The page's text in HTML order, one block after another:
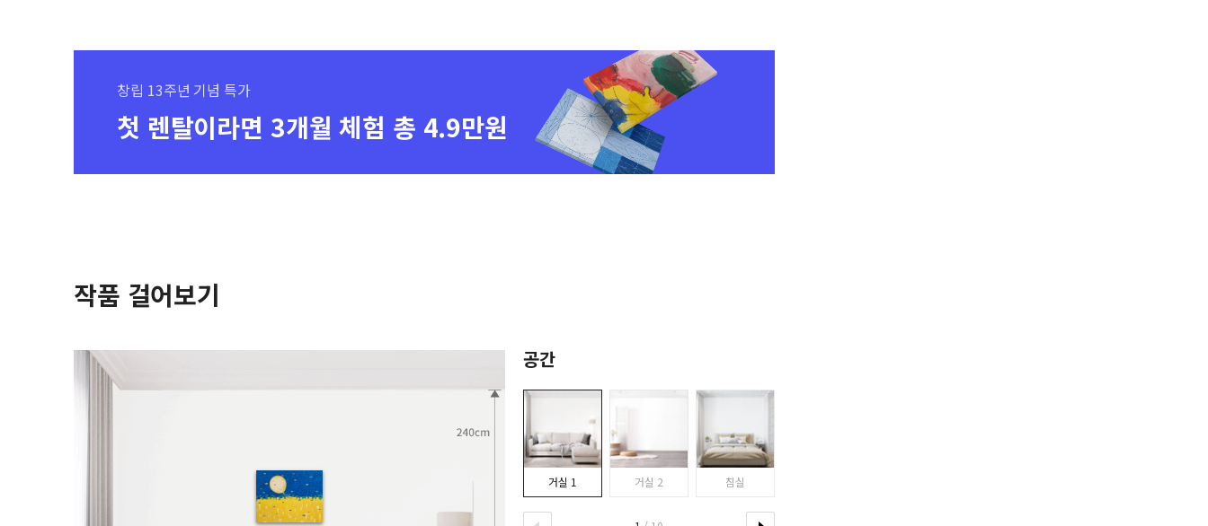
창립 13주년 기념 특가
첫 렌탈이라면 3개월 체험 총 4.9만원
작품 걸어보기
공간
거실 1 거실 2 침실